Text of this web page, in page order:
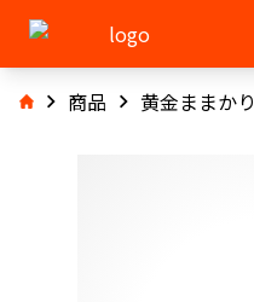
商品 黄金ままかり